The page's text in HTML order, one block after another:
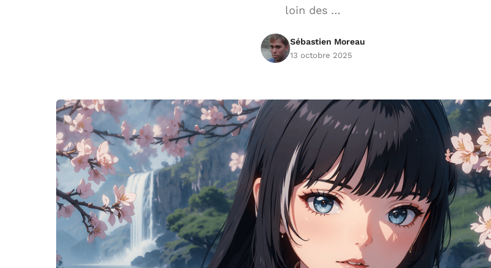
loin des …
Sébastien Moreau
13 octobre 2025